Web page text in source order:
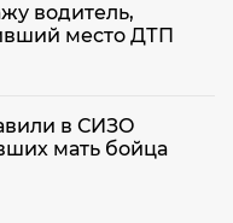
водитель,
место ДТП
в СИЗО
мать бойца